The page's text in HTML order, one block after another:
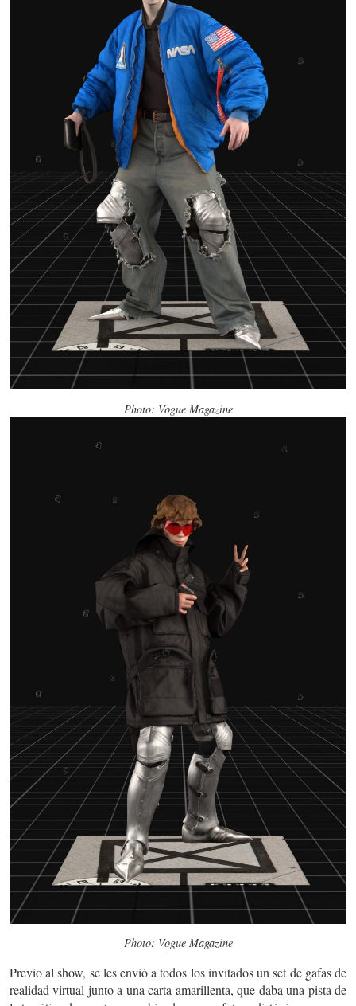
Photo: Vogue Magazine
Photo: Vogue Magazine
Previo al show, se les envió a todos los invitados un set de gafas de
realidad virtual junto a una carta amarillenta, que daba una pista de